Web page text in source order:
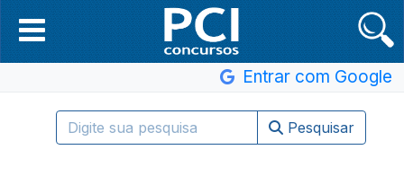
Entrar com Google
Pesquisar